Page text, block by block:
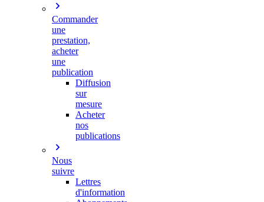
Commander
une
prestation,
acheter
une
publication
Diffusion
sur
mesure
Acheter
nos
publications
Nous
suivre
Lettres
d'information